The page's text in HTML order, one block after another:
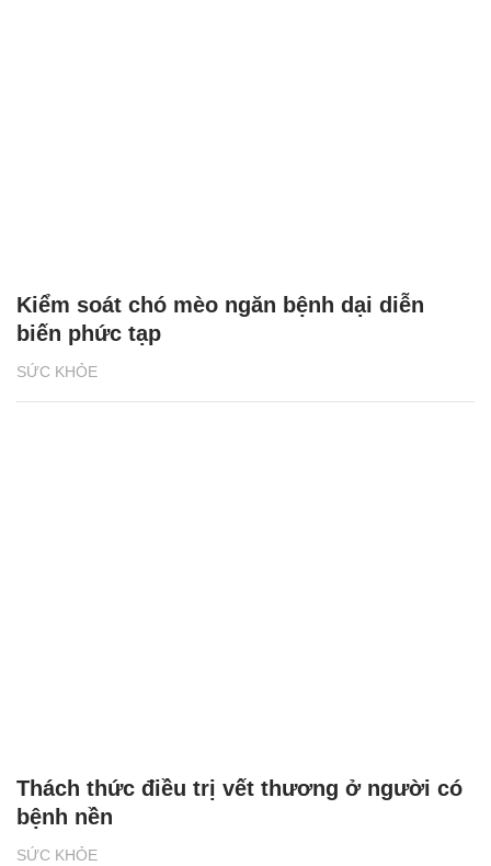
SỨC KHỎE
Kiểm soát chó mèo ngăn bệnh dại diễn
biến phức tạp
SỨC KHỎE
Thách thức điều trị vết thương ở người có
bệnh nền